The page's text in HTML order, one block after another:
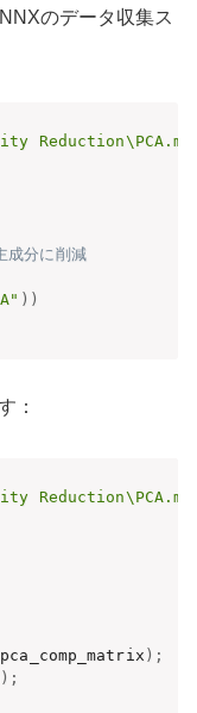
のデータ収集ス
分に削減
) )
：
pca_comp_matrix ) ;
) ;